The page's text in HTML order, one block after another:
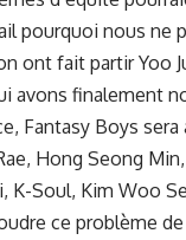
pourquoi nous ne
ont fait partir Yoo
avons finalement
Fantasy Boys
Hong Seong
K-Soul, Kim Woo
ce problème